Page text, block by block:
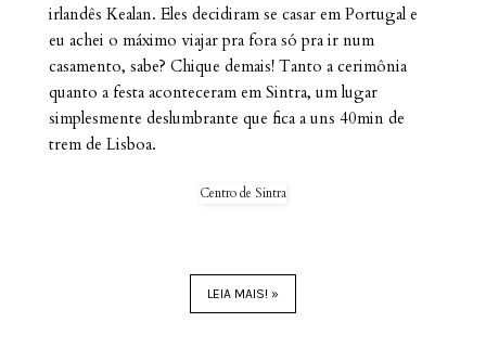
irlandês Kealan. Eles decidiram se casar em Portugal e
eu achei o máximo viajar pra fora só pra ir num
casamento, sabe? Chique demais! Tanto a cerimônia
quanto a festa aconteceram em Sintra, um lugar
simplesmente deslumbrante que fica a uns 40min de
trem de Lisboa.
Centro de Sintra
LEIA MAIS! »